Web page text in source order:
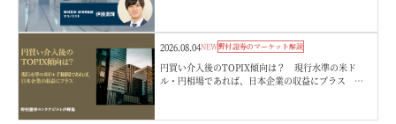
2026.08.04NEW野村證券のマーケット解説
円買い介入後のTOPIX傾向は？ 現行水準の米ド
ル・円相場であれば、日本企業の収益にプラス 野